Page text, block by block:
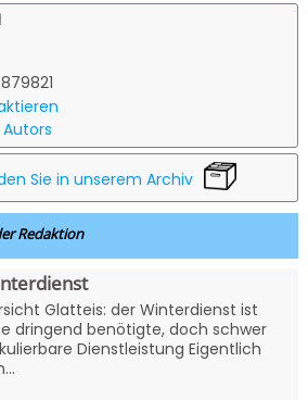
Sie in unserem Archiv
Redaktion
Glatteis: der Winterdienst ist
dringend benötigte, doch schwer
Dienstleistung Eigentlich